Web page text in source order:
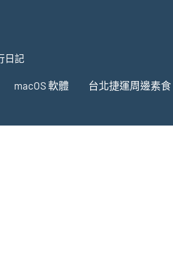
日記
macOS 軟體 台北捷運周邊素食